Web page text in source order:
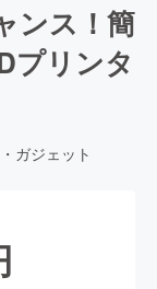
ンス！簡
プリンタ
ガジェット